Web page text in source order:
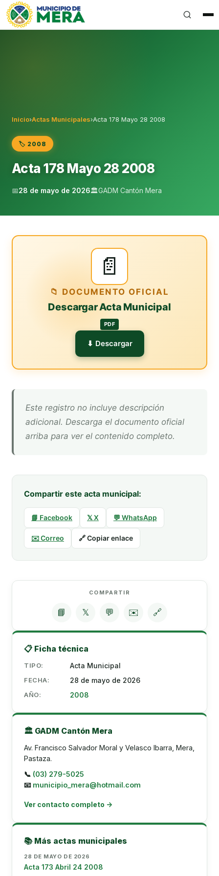
Gobierno Autónomo Descentralizado Municipal del
Inicio›Actas Municipales›Acta 178 Mayo 28 2008
🏷️ 2008
Acta 178 Mayo 28 2008
📅28 de mayo de 2026🏛️GADM Cantón Mera
📄
📁 DOCUMENTO OFICIAL
Descargar Acta Municipal
PDF
⬇ Descargar
Este registro no incluye descripción
adicional. Descarga el documento oficial
arriba para ver el contenido completo.
Compartir este acta municipal:
📘 Facebook 𝕏 X 💬 WhatsApp
✉️ Correo 🔗 Copiar enlace
COMPARTIR
📘 𝕏 💬 ✉️ 🔗
📋 Ficha técnica
TIPO: Acta Municipal
FECHA: 28 de mayo de 2026
AÑO: 2008
🏛️ GADM Cantón Mera
Av. Francisco Salvador Moral y Velasco Ibarra, Mera,
Pastaza.
📞 (03) 279-5025
📧 municipio_mera@hotmail.com
Ver contacto completo →
📚 Más actas municipales
28 DE MAYO DE 2026
Acta 173 Abril 24 2008